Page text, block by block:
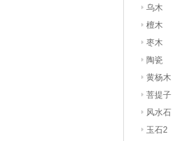
乌木
檀木
枣木
陶瓷
黄杨木
菩提子
风水石
玉石2